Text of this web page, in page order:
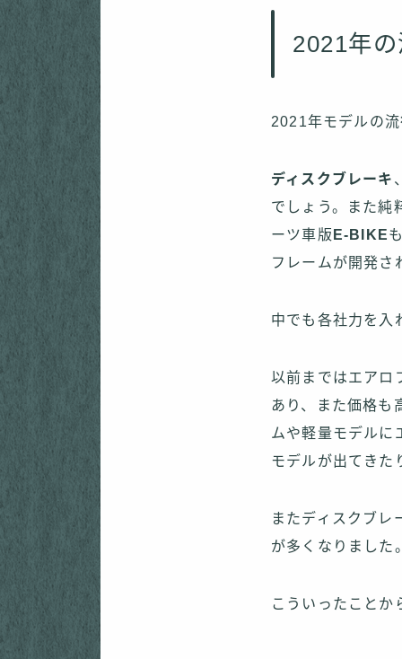
2021年
2021年モデルの
ディスクブレーキ
でしょう。また純
ーツ車版 E-BIKE
フレームが開発さ
中でも各社力を入
以前まではエアロ
あり、また価格も
ムや軽量モデルに
モデルが出てきた
またディスクブレ
が多くなりました
こういったことか